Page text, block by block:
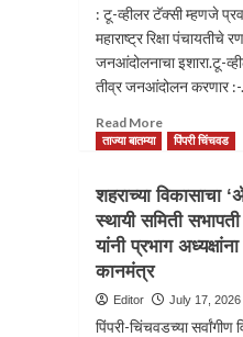
खर्च
केल्यानंतरही
पाणी
कधी
याची
: टू-व्हीलर टॅक्सी म्हणजे
महाराष्ट्र रिक्षा पंचायतीचे
जनआंदोलनाचा इशारा.टू-
तीव्र जनआंदोलन करणार :-
Read MoreRead
more
टू-
व्हीलर
टॅक्सी
म्हणजे
खेळ;
महाराष्ट्र
ताज्या बातम्या पिंपरी चिंचवड
शहराच्या विकासाचा
स्थायी समिती
यांनी प्रभाग
कानमंत्र
Editor July 17, 2026
पिंपरी-चिंचवडच्या सर्वांगीण